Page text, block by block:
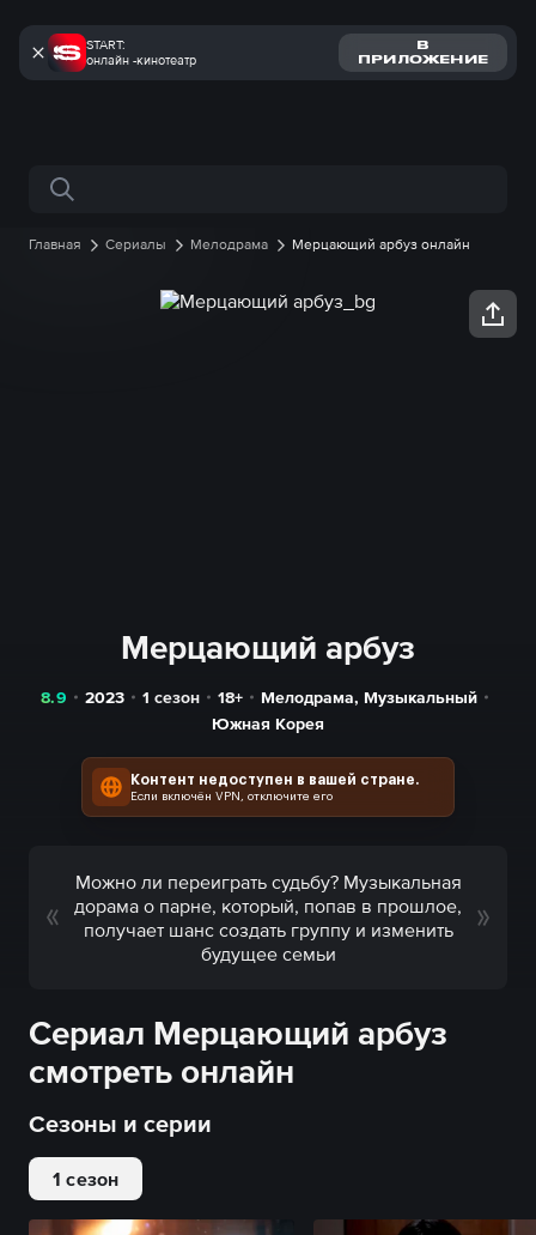
START:
онлайн -кинотеатр
В
ПРИЛОЖЕНИЕ
Поиск по сайту
Главная Сериалы Мелодрама Мерцающий арбуз онлайн
Мерцающий арбуз
8.9 2023 1 сезон 18+ Мелодрама, Музыкальный
Южная Корея
Контент недоступен в вашей стране.
Если включён VPN, отключите его
Можно ли переиграть судьбу? Музыкальная
дорама о парне, который, попав в прошлое,
получает шанс создать группу и изменить
будущее семьи
Сериал Мерцающий арбуз
смотреть онлайн
Сезоны и серии
1 сезон